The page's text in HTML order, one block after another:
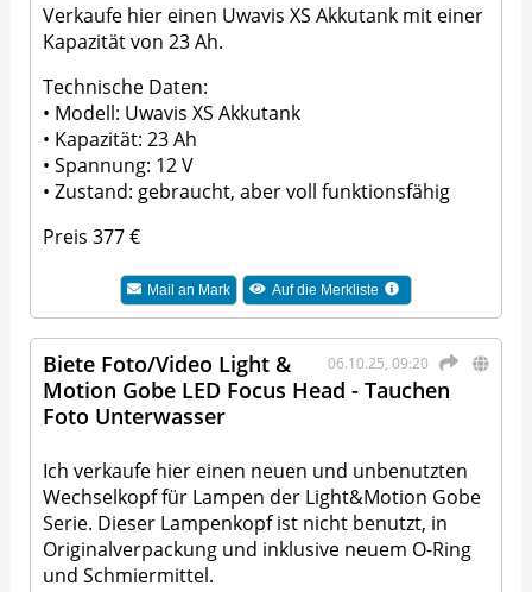
Verkaufe hier einen Uwavis XS Akkutank mit einer
Kapazität von 23 Ah.
Technische Daten:
• Modell: Uwavis XS Akkutank
• Kapazität: 23 Ah
• Spannung: 12 V
• Zustand: gebraucht, aber voll funktionsfähig
Preis 377 €
Mail an Mark Auf die Merkliste
06.10.25, 09:20
Biete Foto/Video Light &
Motion Gobe LED Focus Head - Tauchen
Foto Unterwasser
Ich verkaufe hier einen neuen und unbenutzten
Wechselkopf für Lampen der Light&Motion Gobe
Serie. Dieser Lampenkopf ist nicht benutzt, in
Originalverpackung und inklusive neuem O-Ring
und Schmiermittel.